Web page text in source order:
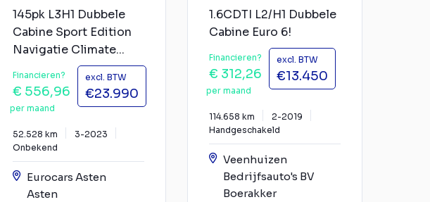
145pk L3H1 Dubbele
Cabine Sport Edition
Navigatie Climate...
Financieren?
€ 556,96
per maand
excl. BTW
€23.990
52.528 km
3-2023
Onbekend
Eurocars Asten
Asten
1.6CDTI L2/H1 Dubbele
Cabine Euro 6!
Financieren?
€ 312,26
per maand
excl. BTW
€13.450
114.658 km
2-2019
Handgeschakeld
Veenhuizen
Bedrijfsauto's BV
Boerakker